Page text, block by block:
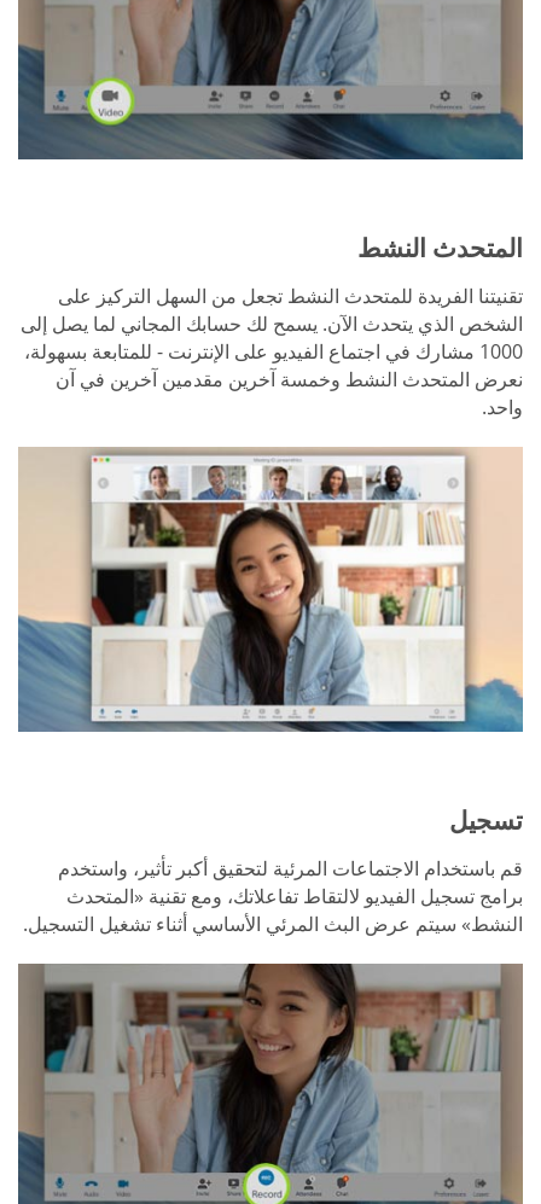
المتحدث النشط
تقنيتنا الفريدة للمتحدث النشط تجعل من السهل التركيز على
الشخص الذي يتحدث الآن. يسمح لك حسابك المجاني لما يصل إلى
1000 مشارك في اجتماع الفيديو على الإنترنت - للمتابعة بسهولة،
نعرض المتحدث النشط وخمسة آخرين مقدمين آخرين في آن
واحد.
تسجيل
قم باستخدام الاجتماعات المرئية لتحقيق أكبر تأثير، واستخدم
برامج تسجيل الفيديو لالتقاط تفاعلاتك، ومع تقنية «المتحدث
النشط» سيتم عرض البث المرئي الأساسي أثناء تشغيل التسجيل.